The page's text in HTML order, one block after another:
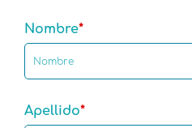
Nombre
Apellido